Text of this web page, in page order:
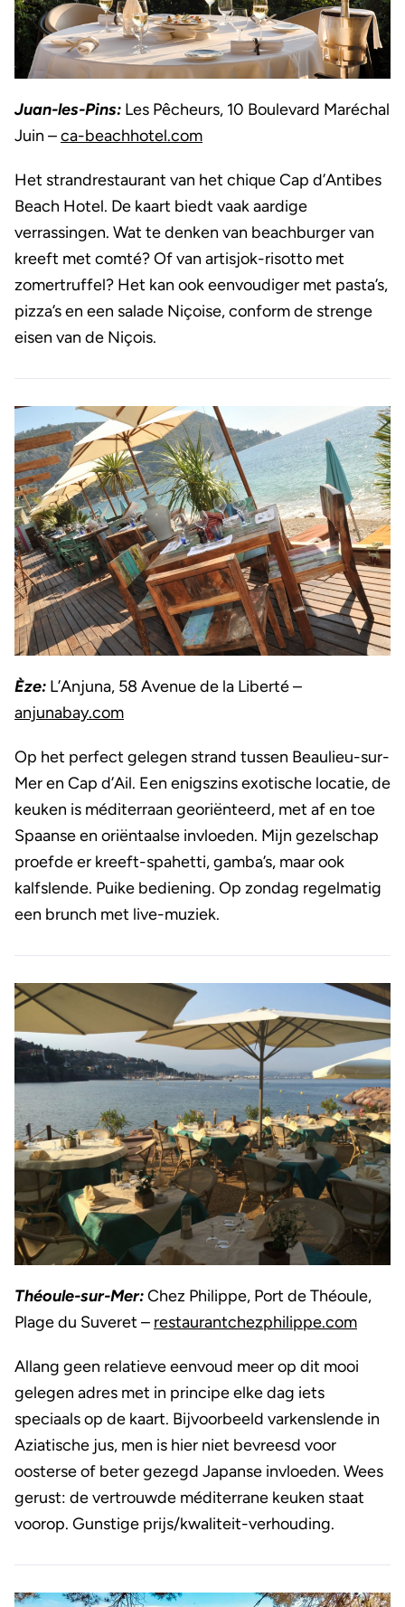
Juan-les-Pins: Les Pêcheurs, 10 Boulevard Maréchal
Juin –ca-beachhotel.com
Het strandrestaurant van het chique Cap d’Antibes
Beach Hotel. De kaart biedt vaak aardige
verrassingen. Wat te denken van beachburger van
kreeft met comté? Of van artisjok-risotto met
zomertruffel? Het kan ook eenvoudiger met pasta’s,
pizza’s en een salade Niçoise, conform de strenge
eisen van de Niçois.
Èze: L’Anjuna, 58 Avenue de la Liberté –
anjunabay.com
Op het perfect gelegen strand tussen Beaulieu-sur-
Mer en Cap d’Ail. Een enigszins exotische locatie, de
keuken is méditerraan georiënteerd, met af en toe
Spaanse en oriëntaalse invloeden. Mijn gezelschap
proefde er kreeft-spahetti, gamba’s, maar ook
kalfslende. Puike bediening. Op zondag regelmatig
een brunch met live-muziek.
Théoule-sur-Mer:Chez Philippe, Port de Théoule,
Plage du Suveret – restaurantchezphilippe.com
Allang geen relatieve eenvoud meer op dit mooi
gelegen adres met in principe elke dag iets
speciaals op de kaart. Bijvoorbeeld varkenslende in
Aziatische jus, men is hier niet bevreesd voor
oosterse of beter gezegd Japanse invloeden. Wees
gerust: de vertrouwde méditerrane keuken staat
voorop. Gunstige prijs/kwaliteit-verhouding.